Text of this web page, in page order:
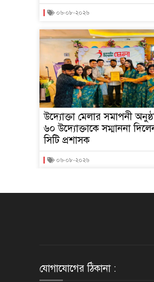
০৬-০৮-২০২৬
উদ্যোক্তা মেলার সমাপনী
৬০ উদ্যোক্তাকে সম্মাননা
সিটি প্রশাসক
০৬-০৮-২০২৬
যোগাযোগের ঠিকানা :